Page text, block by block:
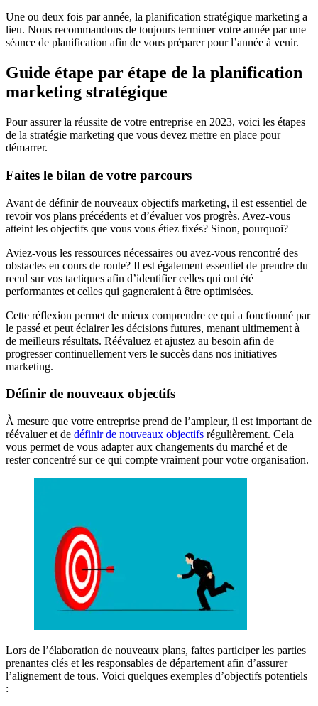
Une ou deux fois par année, la planification stratégique marketing a
lieu. Nous recommandons de toujours terminer votre année par une
séance de planification afin de vous préparer pour l’année à venir.
Guide étape par étape de la planification
marketing stratégique
Pour assurer la réussite de votre entreprise en 2023, voici les étapes
de la stratégie marketing que vous devez mettre en place pour
démarrer.
Faites le bilan de votre parcours
Avant de définir de nouveaux objectifs marketing, il est essentiel de
revoir vos plans précédents et d’évaluer vos progrès. Avez-vous
atteint les objectifs que vous vous étiez fixés? Sinon, pourquoi?
Aviez-vous les ressources nécessaires ou avez-vous rencontré des
obstacles en cours de route? Il est également essentiel de prendre du
recul sur vos tactiques afin d’identifier celles qui ont été
performantes et celles qui gagneraient à être optimisées.
Cette réflexion permet de mieux comprendre ce qui a fonctionné par
le passé et peut éclairer les décisions futures, menant ultimement à
de meilleurs résultats. Réévaluez et ajustez au besoin afin de
progresser continuellement vers le succès dans nos initiatives
marketing.
Définir de nouveaux objectifs
À mesure que votre entreprise prend de l’ampleur, il est important de
réévaluer et de définir de nouveaux objectifs régulièrement. Cela
vous permet de vous adapter aux changements du marché et de
rester concentré sur ce qui compte vraiment pour votre organisation.
Lors de l’élaboration de nouveaux plans, faites participer les parties
prenantes clés et les responsables de département afin d’assurer
l’alignement de tous. Voici quelques exemples d’objectifs potentiels
: